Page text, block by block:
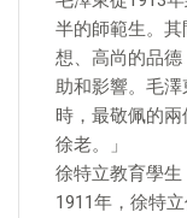
半的師範生。
想、高尚的品
助和影響。毛
時，最敬佩的
徐老。」
徐特立教育學
1911年，徐特